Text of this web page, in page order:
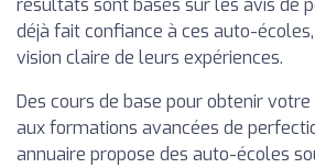
résultats sont basés sur les avis de
déjà fait confiance à ces auto-
vision claire de leurs expériences.
Des cours de base pour obtenir
aux formations avancées de
annuaire propose des auto-écoles